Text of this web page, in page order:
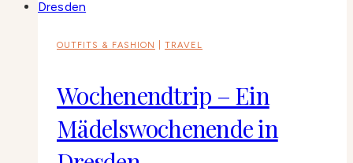
OUTFITS & FASHION TRAVEL
Wochenendtrip – Ein
Mädelswochenende in